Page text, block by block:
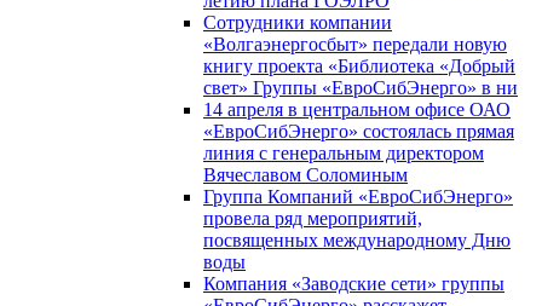
Сотрудники компании
«Волгаэнергосбыт» передали новую
книгу проекта «Библиотека «Добрый
свет» Группы «ЕвроСибЭнерго» в ни
14 апреля в центральном офисе ОАО
«ЕвроСибЭнерго» состоялась прямая
линия с генеральным директором
Вячеславом Соломиным
Группа Компаний «ЕвроСибЭнерго»
провела ряд мероприятий,
посвященных международному Дню
воды
Компания «Заводские сети» группы